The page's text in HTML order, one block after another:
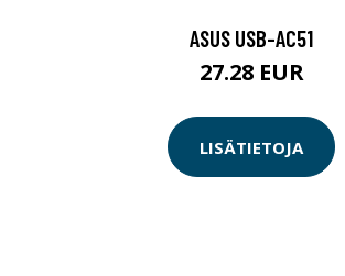
ASUS USB-AC51
27.28 EUR
LISÄTIETOJA